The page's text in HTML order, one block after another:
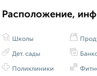
Расположение,
Школы
Дет. сады
Поликлиники